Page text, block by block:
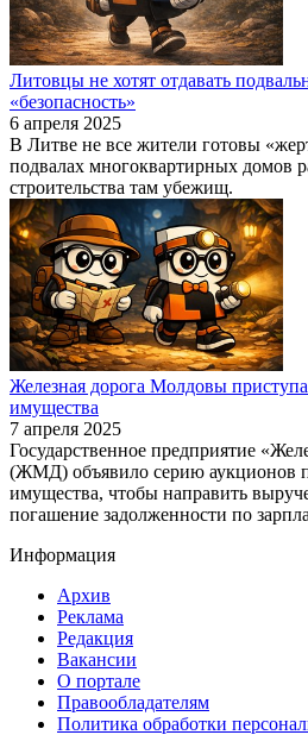
Литовцы не хотят отдавать
«безопасность»
6 апреля 2025
В Литве не все жители готовы
подвалах многоквартирных домов
строительства там убежищ.
Железная дорога Молдовы
имущества
7 апреля 2025
Государственное предприятие
(ЖМД) объявило серию аукционов
имущества, чтобы направить
погашение задолженности по
Информация
Архив
Реклама
Редакция
Вакансии
О портале
Правообладателям
Политика обработки